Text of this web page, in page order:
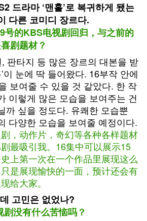
드라마 ‘맨홀’로 복귀하게 됐는
다른 코미디 장르다.
号的KBS电视剧回归，与之前的
剧题材？
판타지 등 많은 장르의 대본을 받
이 눈에 딱 들어왔다. 16부작 안에
보여줄 수 있을 것 같았다. 한 작
이렇게 많은 모습을 보여주는 건
까 싶을 정도다. 유쾌한 모습뿐
다양한 모습을 보여줄 예정이다.
，动作片，奇幻等各种各样题材
最吸引我。16集中可以展示15
上第一次在一个作品里展现这么
是展现愉快的一面，预计还会有
给大家。
고민은 없었나?
没有什么苦恼吗？